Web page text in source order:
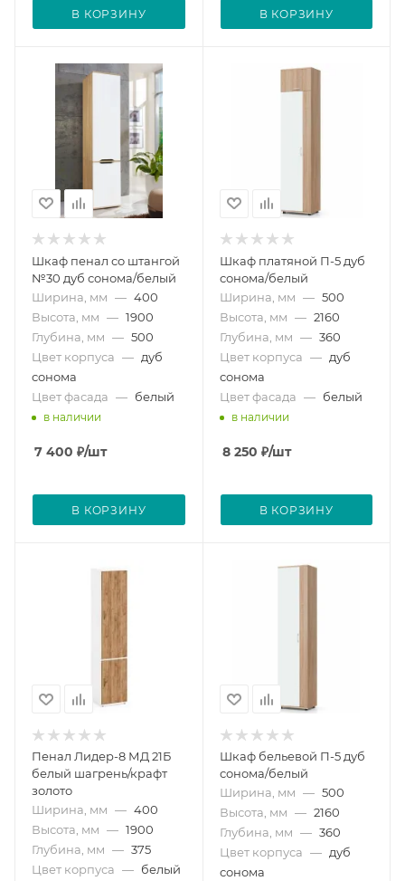
В КОРЗИНУ В КОРЗИНУ
Шкаф пенал со штангой
№30 дуб сонома/белый
Ширина, мм — 400
Высота, мм — 1900
Глубина, мм — 500
Цвет корпуса — дуб
сонома
Цвет фасада — белый
в наличии
7 400 ₽/шт
В КОРЗИНУ
Шкаф платяной П-5 дуб
сонома/белый
Ширина, мм — 500
Высота, мм — 2160
Глубина, мм — 360
Цвет корпуса — дуб
сонома
Цвет фасада — белый
в наличии
8 250 ₽/шт
В КОРЗИНУ
Пенал Лидер-8 МД 21Б
белый шагрень/крафт
золото
Ширина, мм — 400
Высота, мм — 1900
Глубина, мм — 375
Цвет корпуса — белый
Шкаф бельевой П-5 дуб
сонома/белый
Ширина, мм — 500
Высота, мм — 2160
Глубина, мм — 360
Цвет корпуса — дуб
сонома